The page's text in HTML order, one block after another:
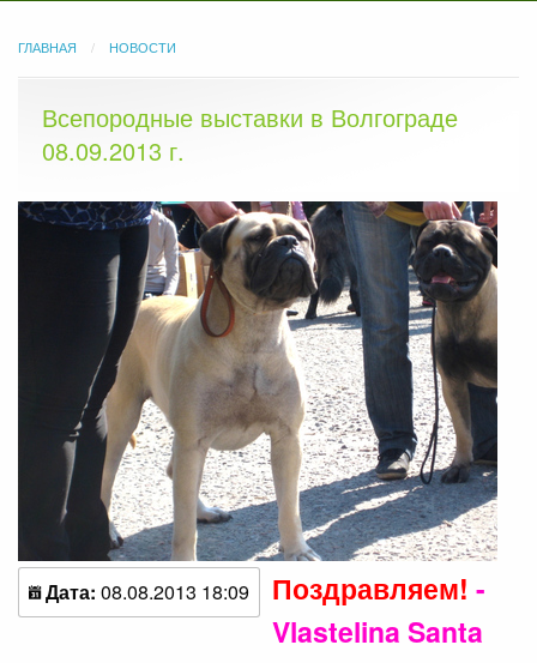
ГЛАВНАЯ НОВОСТИ
Всепородные выставки в Волгограде
08.09.2013 г.
Дата: 08.08.2013 18:09 Поздравляем! -
Vlastelina Santa